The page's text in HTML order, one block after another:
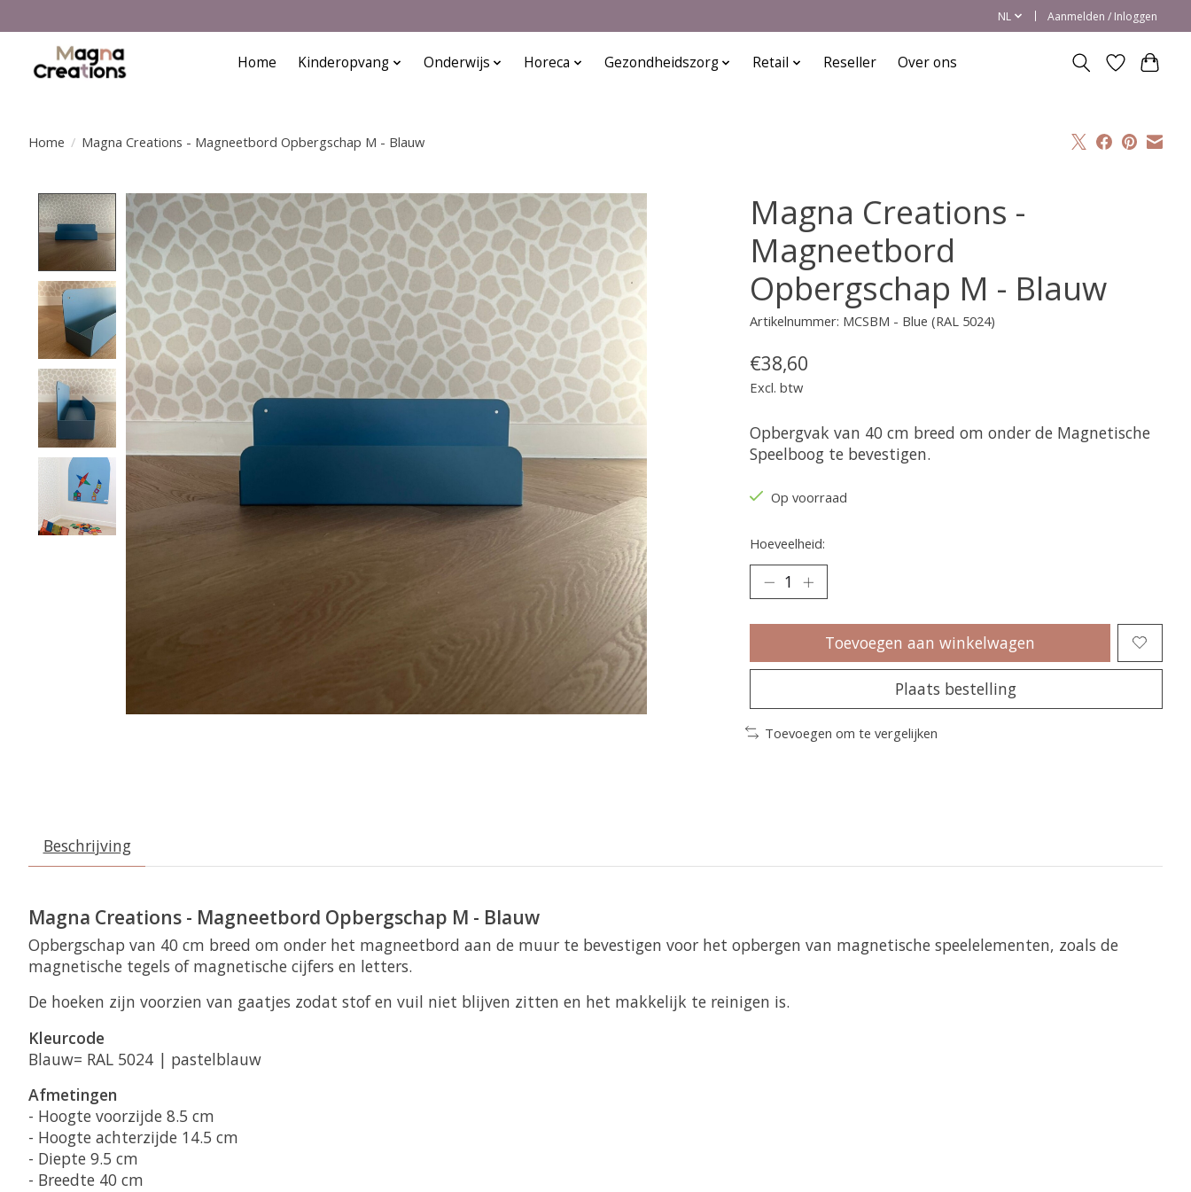
NL Aanmelden / Inloggen
Home Kinderopvang Onderwijs Horeca Gezondheidszorg Retail Reseller Over ons
Home / Magna Creations - Magneetbord Opbergschap M - Blauw
Product image slideshow Items
Magna Creations -
Magneetbord
Opbergschap M - Blauw
Artikelnummer: MCSBM - Blue (RAL 5024)
€38,60
Excl. btw
Opbergvak van 40 cm breed om onder de Magnetische
Speelboog te bevestigen.
Op voorraad
Hoeveelheid:
Toevoegen aan winkelwagen
Plaats bestelling
Toevoegen om te vergelijken
Beschrijving
Magna Creations - Magneetbord Opbergschap M - Blauw
Opbergschap van 40 cm breed om onder het magneetbord aan de muur te bevestigen voor het opbergen van magnetische speelelementen, zoals de
magnetische tegels of magnetische cijfers en letters.
De hoeken zijn voorzien van gaatjes zodat stof en vuil niet blijven zitten en het makkelijk te reinigen is.
Kleurcode
Blauw= RAL 5024 | pastelblauw
Afmetingen
- Hoogte voorzijde 8.5 cm
- Hoogte achterzijde 14.5 cm
- Diepte 9.5 cm
- Breedte 40 cm